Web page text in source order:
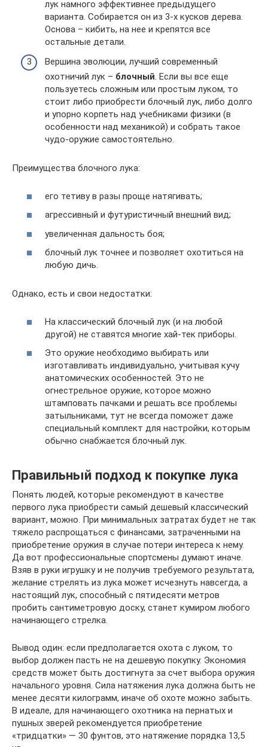
лук намного эффективнее предыдущего
варианта. Собирается он из 3-х кусков дерева.
Основа – кибить, на нее и крепятся все
остальные детали.
Вершина эволюции, лучший современный
охотничий лук – блочный. Если вы все еще
пользуетесь сложным или простым луком, то
стоит либо приобрести блочный лук, либо долго
и упорно корпеть над учебниками физики (в
особенности над механикой) и собрать такое
чудо-оружие самостоятельно.
Преимущества блочного лука:
его тетиву в разы проще натягивать;
агрессивный и футуристичный внешний вид;
увеличенная дальность боя;
блочный лук точнее и позволяет охотиться на
любую дичь.
Однако, есть и свои недостатки:
На классический блочный лук (и на любой
другой) не ставятся многие хай-тек приборы.
Это оружие необходимо выбирать или
изготавливать индивидуально, учитывая кучу
анатомических особенностей. Это не
огнестрельное оружие, которое можно
штамповать пачками и решать все проблемы
затыльниками, тут не всегда поможет даже
специальный комплект для настройки, которым
обычно снабжается блочный лук.
Правильный подход к покупке лука
Понять людей, которые рекомендуют в качестве
первого лука приобрести самый дешевый классический
вариант, можно. При минимальных затратах будет не так
тяжело распрощаться с финансами, затраченными на
приобретение оружия в случае потери интереса к нему.
Да вот профессиональные спортсмены думают иначе.
Взяв в руки игрушку и не получив требуемого результата,
желание стрелять из лука может исчезнуть навсегда, а
настоящий лук, способный с пятидесяти метров
пробить сантиметровую доску, станет кумиром любого
начинающего стрелка.
Вывод один: если предполагается охота с луком, то
выбор должен пасть не на дешевую покупку. Экономия
средств может быть достигнута за счет выбора оружия
начального уровня. Сила натяжения лука должна быть не
менее десяти килограмм, иначе об охоте можно забыть.
В идеале, для начинающего охотника на пернатых и
пушных зверей рекомендуется приобретение
«тридцатки» — 30 фунтов, это натяжение порядка 13,5